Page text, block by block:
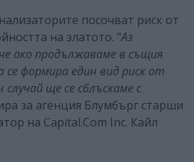
посочват риск от
на златото. "Аз
ако продължаваме в същия
се формира един вид риск от
ще се сблъскаме с
за агенция Блумбърг старши
на Capital.Com Inc. Кайл